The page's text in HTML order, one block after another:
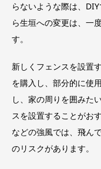
らないような際は、
ら生垣への変更は、一
す。
新しくフェンスを設置
を購入し、部分的に使
し、家の周りを囲みた
スを設置することがお
などの強風では、飛ん
のリスクがあります。